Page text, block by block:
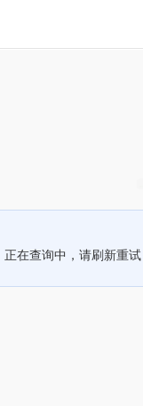
正在查询中，请刷新重试